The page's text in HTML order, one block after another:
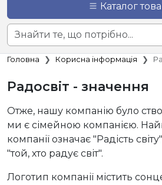
Каталог
Головна Корисна інформація
Радосвіт - значення
Отже, нашу компанію було
ми є сімейною компанією.
компанії означає "Радість
"той, хто радує світ".
Логотип компанії містить